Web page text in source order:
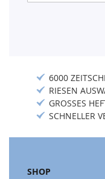
Newsletter:
6000
RIESEN
GROSSES
SCHNELLER
SHOP